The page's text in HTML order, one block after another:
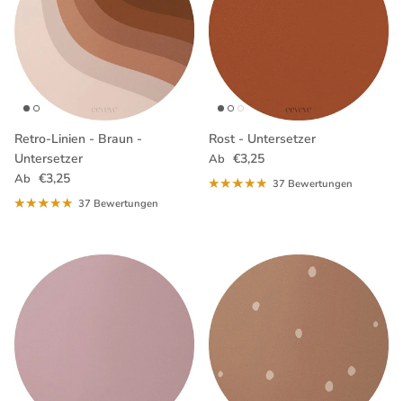
Retro-Linien - Braun -
Untersetzer
Normaler Preis
Ab €3,25
37 Bewertungen
Rost - Untersetzer
Normaler Preis
Ab €3,25
37 Bewertungen